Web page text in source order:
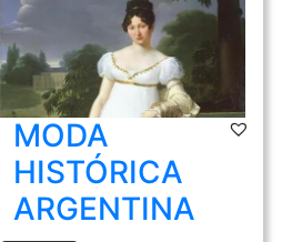
MODA
HISTÓRICA
ARGENTINA